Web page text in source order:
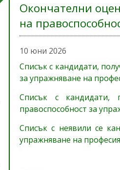
Окончателни
на
10 юни 2026
Списък с кандидати,
за упражняване на
Списък с кандидати,
правоспособност за
Списък с неявили се
упражняване на